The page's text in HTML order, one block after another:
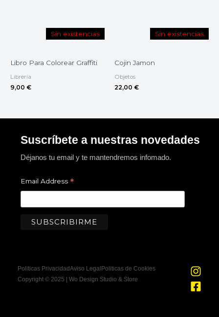
Sin existencias
Libro Para Colorear Graffiti
Librería
9,00 €
Sin existencias
Cojin Jamon
Objetos
22,00 €
Suscríbete a nuestras novedades
Déjanos tu email y te mantendremos infomado.
Email Address *
Politicas PrivacidadAviso Legal Politicas de Cookies
Copyright © 2025 | Wo Design Studio & Store
I
n
s
F
a
c